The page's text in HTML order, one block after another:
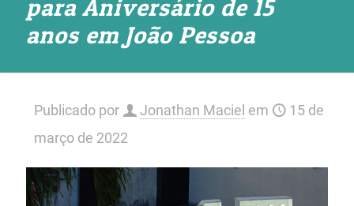
para Aniversário de 15
anos em João Pessoa
Publicado por Jonathan Maciel em
15 de
março de 2022